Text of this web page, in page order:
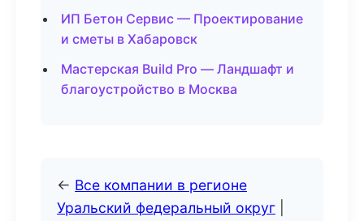
ИП Бетон Сервис — Проектирование
и сметы в Хабаровск
Мастерская Build Pro — Ландшафт и
благоустройство в Москва
← Все компании в регионе
Уральский федеральный округ